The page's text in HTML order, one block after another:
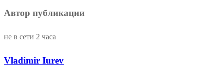
Автор публикации
не в сети 2 часа
Vladimir Iurev